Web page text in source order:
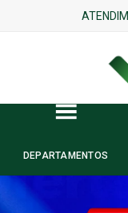
DEPARTAMENTOS